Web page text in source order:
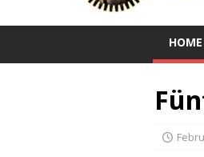
NEUE HOME